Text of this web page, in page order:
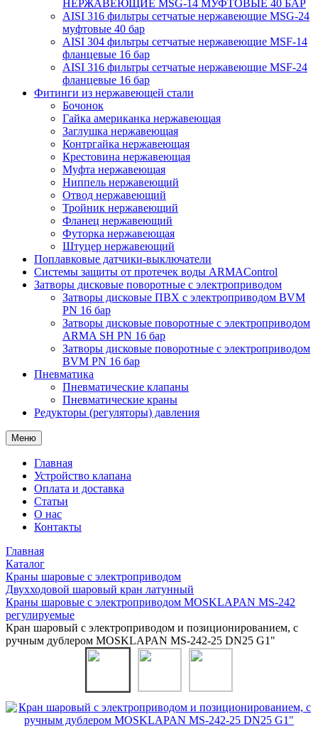
НЕРЖАВЕЮЩИЕ MSG-14 МУФТОВЫЕ 40 БАР
AISI 316 фильтры сетчатые нержавеющие MSG-24
муфтовые 40 бар
AISI 304 фильтры сетчатые нержавеющие MSF-14
фланцевые 16 бар
AISI 316 фильтры сетчатые нержавеющие MSF-24
фланцевые 16 бар
Фитинги из нержавеющей стали
Бочонок
Гайка американка нержавеющая
Заглушка нержавеющая
Контргайка нержавеющая
Крестовина нержавеющая
Муфта нержавеющая
Ниппель нержавеющий
Отвод нержавеющий
Тройник нержавеющий
Фланец нержавеющий
Футорка нержавеющая
Штуцер нержавеющий
Поплавковые датчики-выключатели
Системы защиты от протечек воды ARMAControl
Затворы дисковые поворотные с электроприводом
Затворы дисковые ПВХ с электроприводом BVM
PN 16 бар
Затворы дисковые поворотные с электроприводом
ARMA SH PN 16 бар
Затворы дисковые поворотные с электроприводом
BVM PN 16 бар
Пневматика
Пневматические клапаны
Пневматические краны
Редукторы (регуляторы) давления
Меню
Главная
Устройство клапана
Оплата и доставка
Статьи
О нас
Контакты
Главная
Каталог
Краны шаровые с электроприводом
Двухходовой шаровый кран латунный
Краны шаровые с электроприводом MOSKLAPAN MS-242
регулируемые
Кран шаровый с электроприводом и позиционированием, с
ручным дублером MOSKLAPAN MS-242-25 DN25 G1"